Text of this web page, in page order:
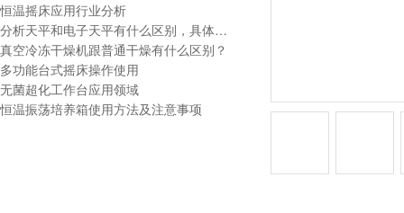
恒温摇床应用行业分析
分析天平和电子天平有什么区别，具体精确度是多少
真空冷冻干燥机跟普通干燥有什么区别？
多功能台式摇床操作使用
无菌超化工作台应用领域
恒温振荡培养箱使用方法及注意事项